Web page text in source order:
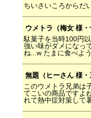
ちいさいころからだ
ウメトラ（梅女 様・
駄菓子を当時100円
強い味がダメになっ
ね...w たまに食べよ
無題（ヒーさん 様・
このウメトラ兄弟は
てこいの商品ですよ
れて熱中症対策して